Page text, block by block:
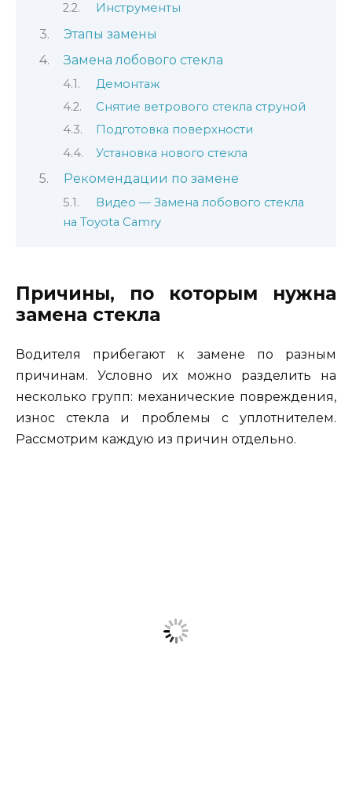
Инструменты
Этапы замены
Замена лобового стекла
Демонтаж
Снятие ветрового стекла струной
Подготовка поверхности
Установка нового стекла
Рекомендации по замене
Видео — Замена лобового стекла
на Toyota Camry
Причины, по которым нужна
замена стекла
Водителя прибегают к замене по разным
причинам. Условно их можно разделить на
несколько групп: механические повреждения,
износ стекла и проблемы с уплотнителем.
Рассмотрим каждую из причин отдельно.